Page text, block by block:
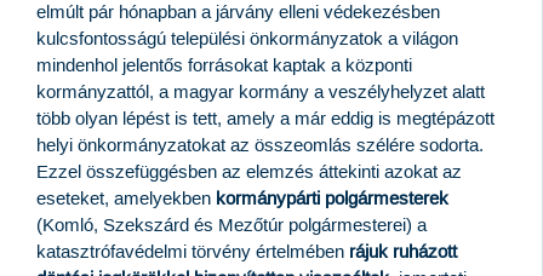
elmúlt pár hónapban a járvány elleni védekezésben
kulcsfontosságú települési önkormányzatok a világon
mindenhol jelentős forrásokat kaptak a központi
kormányzattól, a magyar kormány a veszélyhelyzet alatt
több olyan lépést is tett, amely a már eddig is megtépázott
helyi önkormányzatokat az összeomlás szélére sodorta.
Ezzel összefüggésben az elemzés áttekinti azokat az
eseteket, amelyekben kormánypárti polgármesterek
(Komló, Szekszárd és Mezőtúr polgármesterei) a
katasztrófavédelmi törvény értelmében rájuk ruházott